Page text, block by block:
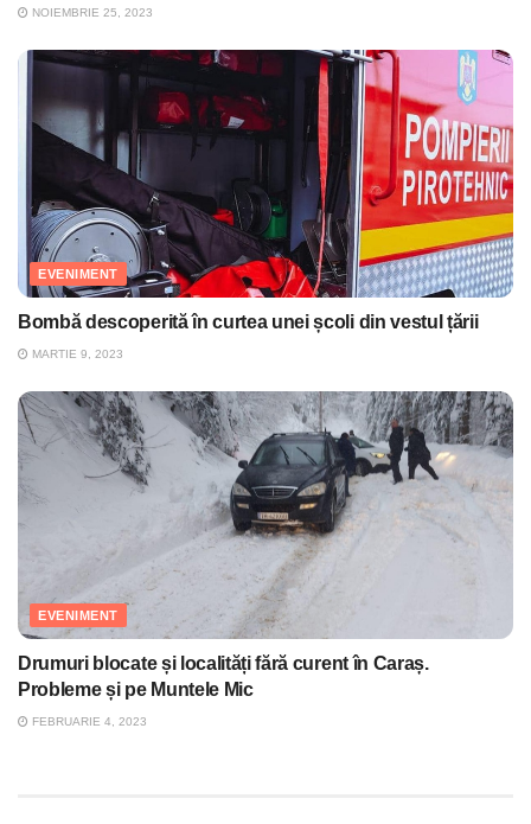
NOIEMBRIE 25, 2023
EVENIMENT
Bombă descoperită în curtea unei școli din vestul țării
MARTIE 9, 2023
EVENIMENT
Drumuri blocate și localități fără curent în Caraș.
Probleme și pe Muntele Mic
FEBRUARIE 4, 2023